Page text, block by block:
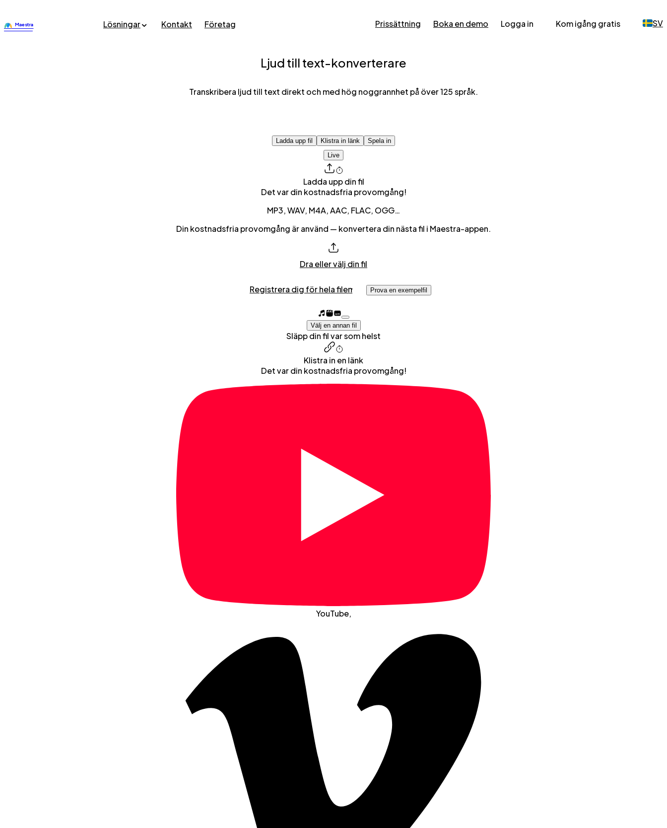
Lösningar Kontakt Företag Prissättning Boka en demo Logga in Kom igång gratis SV
Ljud till text-konverterare
Transkribera ljud till text direkt och med hög noggrannhet på över 125 språk.
Ladda upp fil Klistra in länk
Spela in
Live
Ladda upp din fil
Det var din kostnadsfria provomgång!
MP3, WAV, M4A, AAC, FLAC, OGG…
Din kostnadsfria provomgång är använd — konvertera din nästa fil i Maestra-appen.
Dra eller välj din fil
Registrera dig för hela filen Prova en exempelfil
Välj en annan fil
Släpp din fil var som helst
Klistra in en länk
Det var din kostnadsfria provomgång!
YouTube,